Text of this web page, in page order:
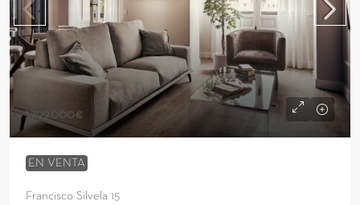
1.799.000€
EN VENTA
Francisco Silvela 15